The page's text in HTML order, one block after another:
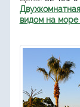
видом на